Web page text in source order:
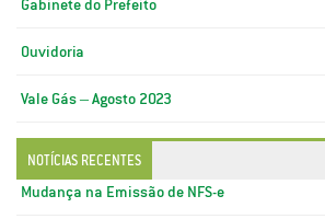
Gabinete do Prefeito
Ouvidoria
Vale Gás – Agosto 2023
NOTÍCIAS RECENTES
Mudança na Emissão de NFS-e